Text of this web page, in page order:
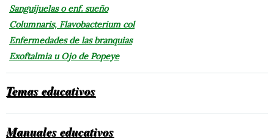
Sanguijuelas o enf. sueño
Columnaris, Flavobacterium col
Enfermedades de las branquias
Exoftalmia u Ojo de Popeye
Temas educativos
Manuales educativos